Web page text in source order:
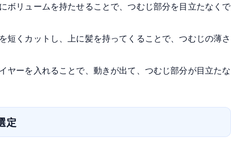
ボリュームを持たせることで、つむじ部分を目立たなくで
短くカットし、上に髪を持ってくることで、つむじの薄さ
ヤーを入れることで、動きが出て、つむじ部分が目立たな
定